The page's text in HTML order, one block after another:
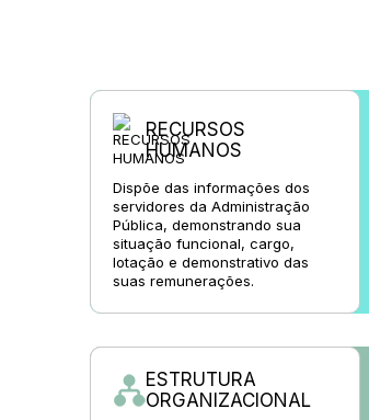
RECURSOS
HUMANOS
Dispõe das informações dos
servidores da Administração
Pública, demonstrando sua
situação funcional, cargo,
lotação e demonstrativo das
suas remunerações.
ESTRUTURA
ORGANIZACIONAL